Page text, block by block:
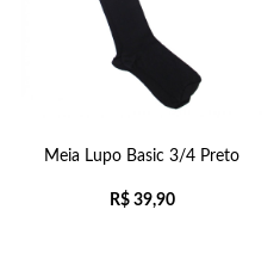
Meia Lupo Basic 3/4 Preto
R$39,90